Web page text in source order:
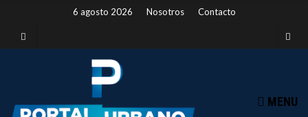
6 agosto 2026 Nosotros Contacto
MENU